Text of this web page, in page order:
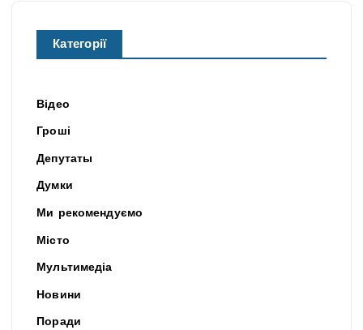
Категорії
Відео
Гроші
Депутаты
Думки
Ми рекомендуємо
Місто
Мультимедіа
Новини
Поради